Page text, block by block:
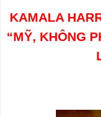
KAMALA
“MỸ, KHÔNG